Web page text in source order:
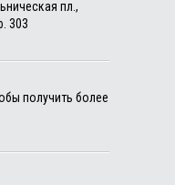
пл.,
303
получить более